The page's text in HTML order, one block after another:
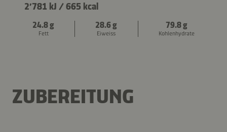
2’781 kJ /665 kcal
24.8 g
Fett
28.6 g
Eiweiss
79.8 g
Kohlenhydrate
ZUBEREITUNG